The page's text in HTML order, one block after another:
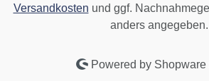
Versandkosten und ggf.
anders angegeben.
Powered by Shopware